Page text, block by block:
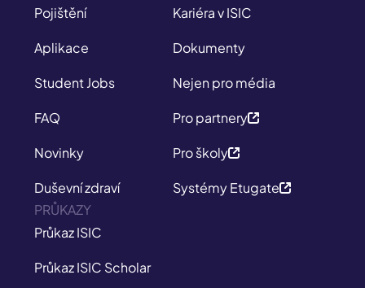
Pojištění
Aplikace
Student Jobs
FAQ
Novinky
Duševní zdraví
Kariéra v ISIC
Dokumenty
Nejen pro média
Pro partnery
Pro školy
Systémy Etugate
PRŮKAZY
Průkaz ISIC
Průkaz ISIC Scholar